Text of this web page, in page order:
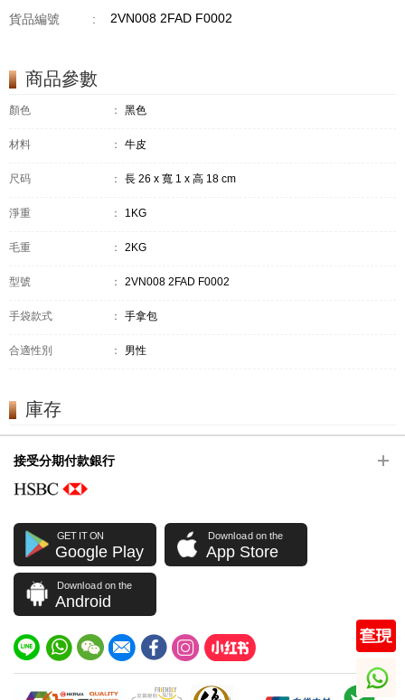
貨品編號 : 2VN008 2FAD F0002
商品參數
顏色 ： 黑色
材料 ： 牛皮
尺码 ： 長 26 x 寬 1 x 高 18 cm
淨重 ： 1KG
毛重 ： 2KG
型號 ： 2VN008 2FAD F0002
手袋款式 ： 手拿包
合適性別 ： 男性
庫存
接受分期付款銀行
GET IT ON
Google Play
Download on the
App Store
Download on the
Android